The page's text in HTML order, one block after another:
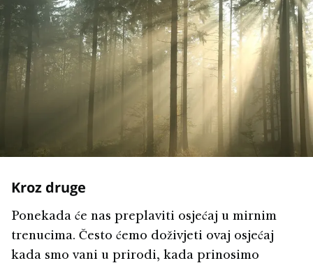
Kroz druge
Ponekada će nas preplaviti osjećaj u mirnim
trenucima. Često ćemo doživjeti ovaj osjećaj
kada smo vani u prirodi, kada prinosimo